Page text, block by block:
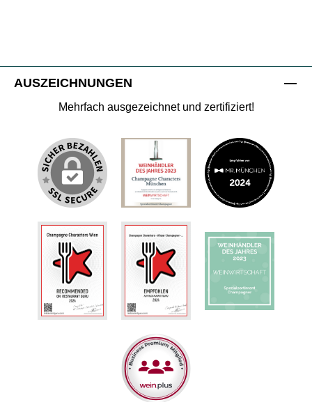
AUSZEICHNUNGEN
Mehrfach ausgezeichnet und zertifiziert!